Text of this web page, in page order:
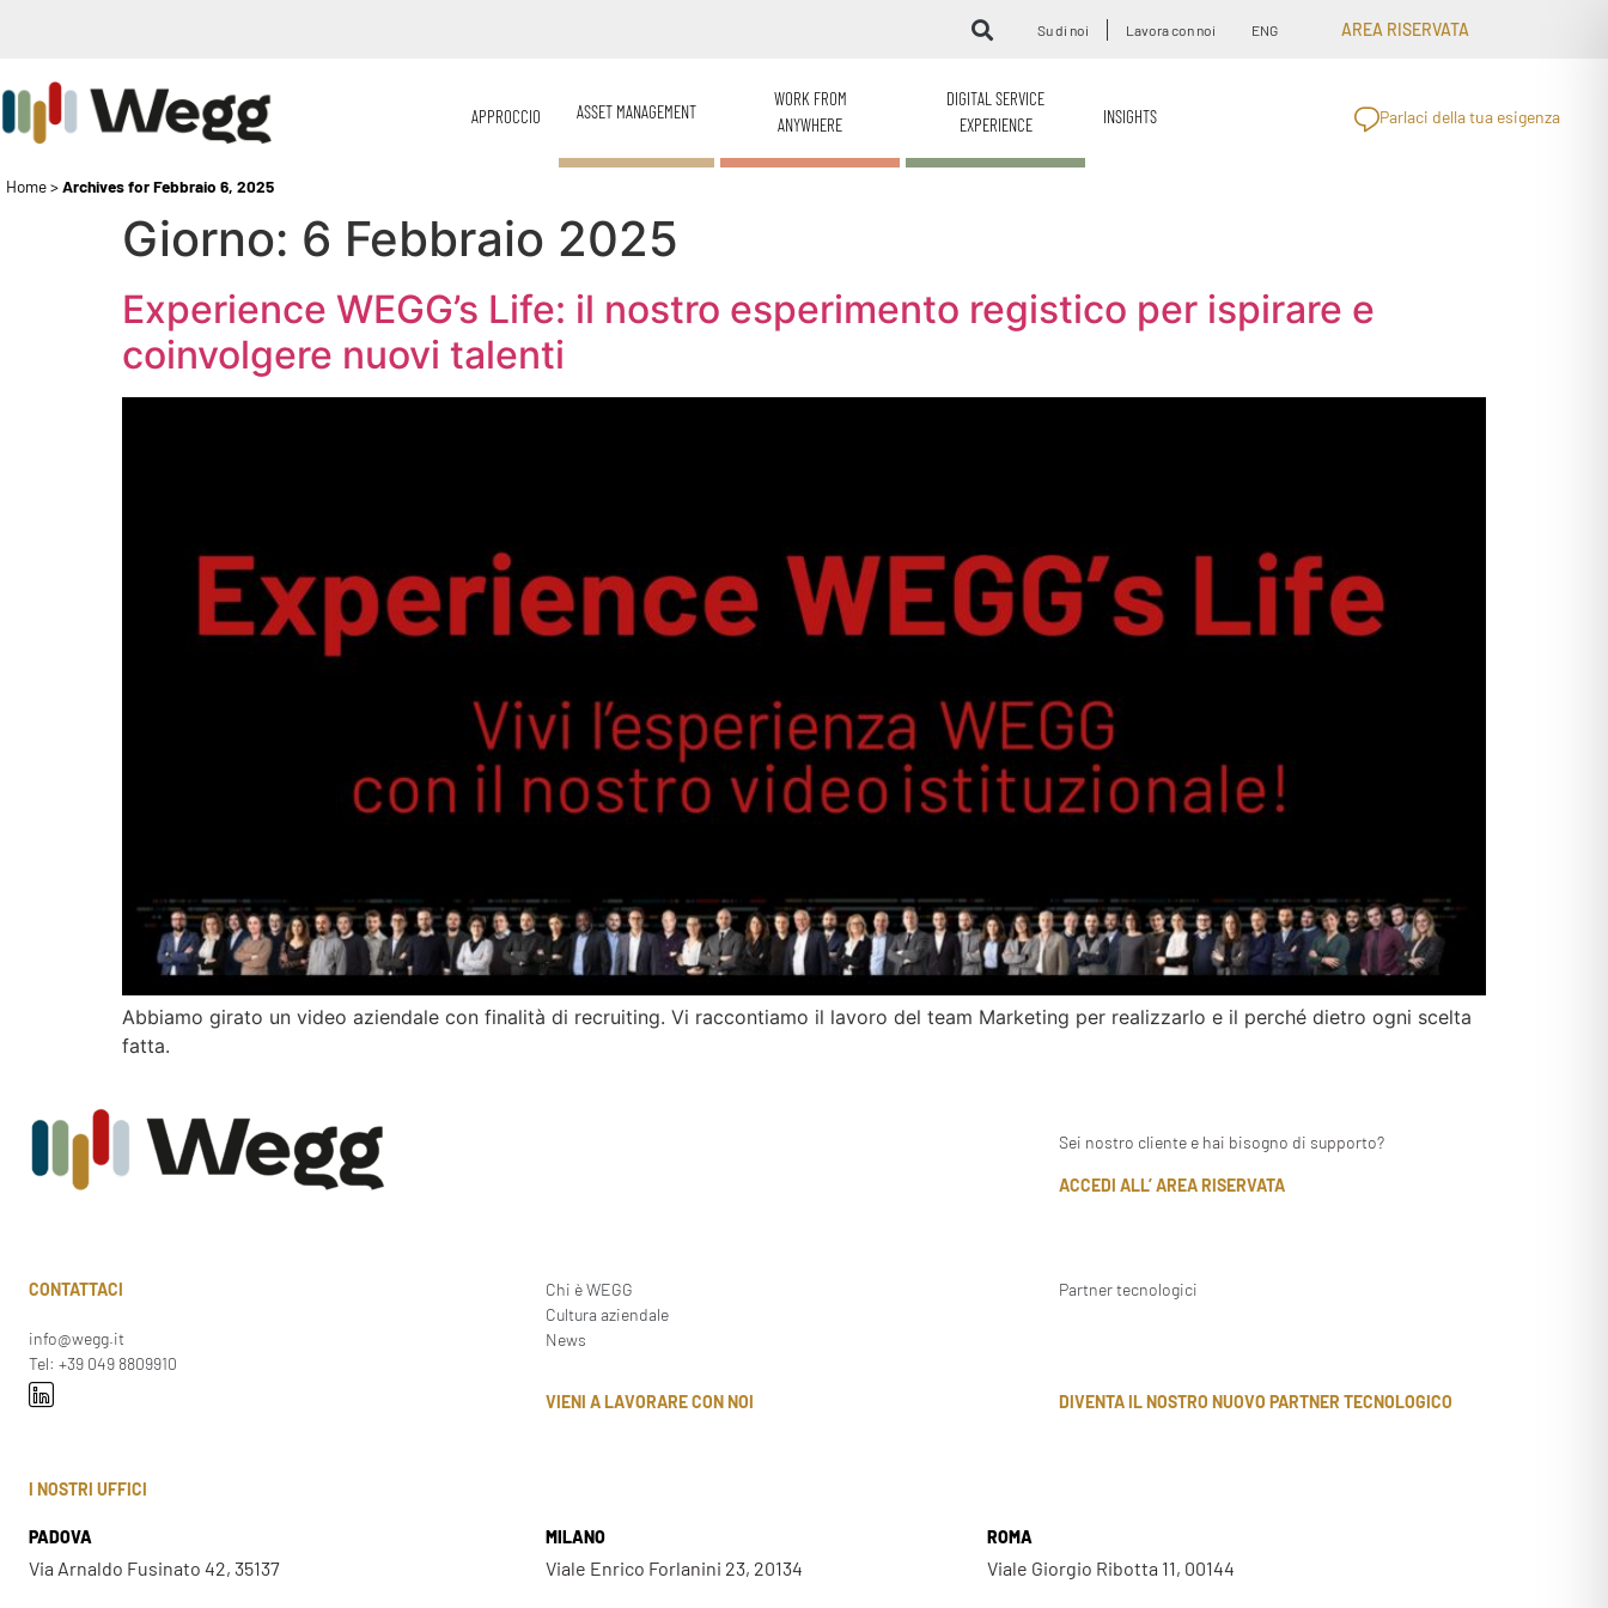
Su di noi Lavora con noi ENG AREA RISERVATA
APPROCCIO ASSET MANAGEMENT
WORK FROM
ANYWHERE
DIGITAL SERVICE
EXPERIENCE
INSIGHTS Parlaci della tua esigenza
Home>Archives for Febbraio 6, 2025
Giorno: 6 Febbraio 2025
Experience WEGG’s Life: il nostro esperimento registico per ispirare e
coinvolgere nuovi talenti
Abbiamo girato un video aziendale con finalità di recruiting. Vi raccontiamo il lavoro del team Marketing per realizzarlo e il perché dietro ogni scelta
fatta.
Sei nostro cliente e hai bisogno di supporto?
ACCEDI ALL’ AREA RISERVATA
CONTATTACI
info@wegg.it
Tel: +39 049 8809910
Chi è WEGG
Cultura aziendale
News
VIENI A LAVORARE CON NOI
Partner tecnologici
DIVENTA IL NOSTRO NUOVO PARTNER TECNOLOGICO
I NOSTRI UFFICI
PADOVA
Via Arnaldo Fusinato 42, 35137
MILANO
Viale Enrico Forlanini 23, 20134
ROMA
Viale Giorgio Ribotta 11, 00144